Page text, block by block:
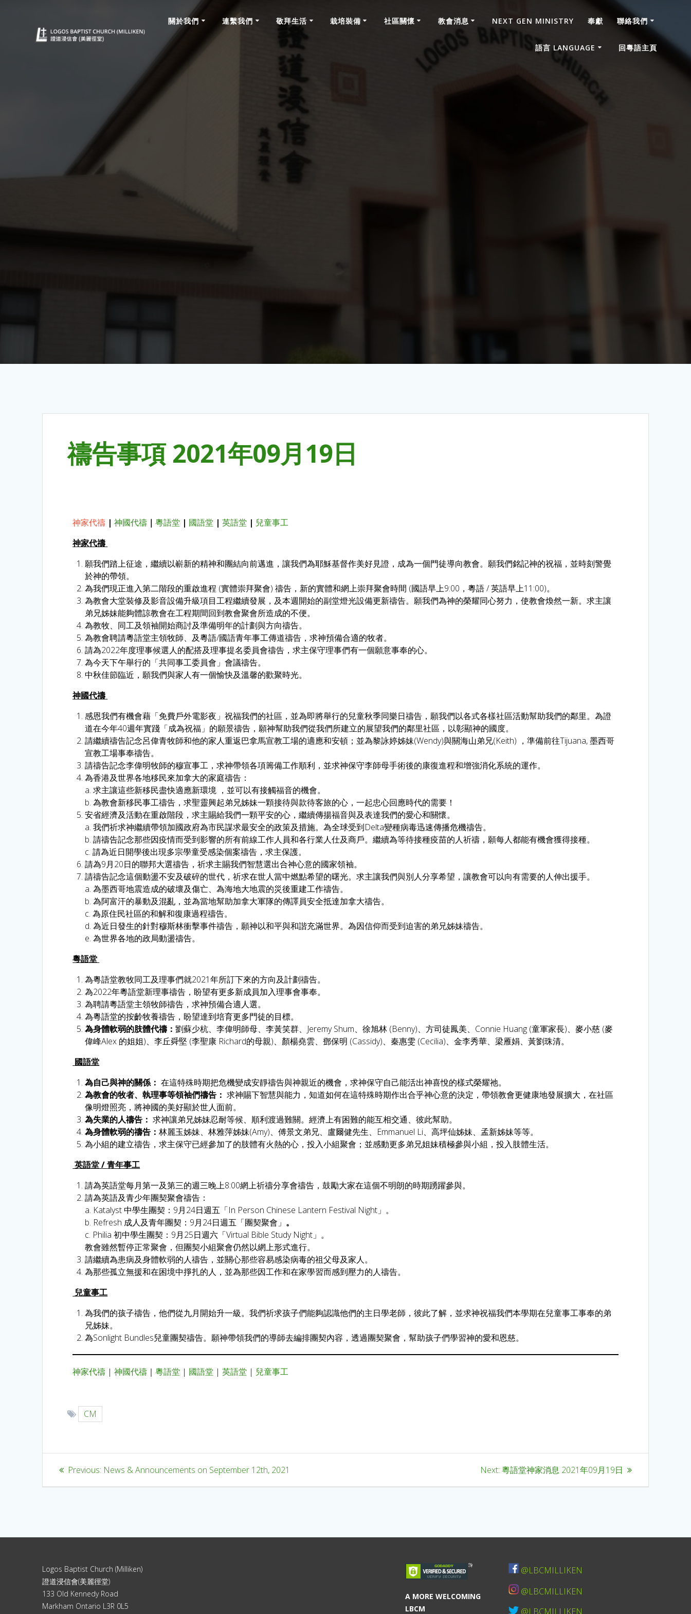
關於我們 連繫我們 敬拜生活 栽培裝備 社區關懷 教會消息 NEXT GEN MINISTRY 奉獻 聯絡我們
語言 LANGUAGE 回粵語主頁
禱告事項 2021年09月19日
神家代禱 |神國代禱 ｜粵語堂 | 國語堂 |英語堂 | 兒童事工
神家代禱
願我們踏上征途，繼續以嶄新的精神和團結向前邁進，讓我們為耶穌基督作美好見證，成為一個門徒導向教會。願我們銘記神的祝福，並時刻警覺
於神的帶領。
為我們現正進入第二階段的重啟進程 (實體崇拜聚會) 禱告，新的實體和網上崇拜聚會時間 (國語早上9:00，粵語 / 英語早上11:00)。
為教會大堂裝修及影音設備升級項目工程繼續發展，及本週開始的副堂燈光設備更新禱告。願我們為神的榮耀同心努力，使教會煥然一新。求主讓
弟兄姊妹能夠體諒教會在工程期間回到教會聚會所造成的不便。
為教牧、同工及領袖開始商討及準備明年的計劃與方向禱告。
為教會聘請粵語堂主領牧師、及粵語/國語青年事工傳道禱告，求神預備合適的牧者。
請為2022年度理事候選人的配搭及理事提名委員會禱告，求主保守理事們有一個願意事奉的心。
為今天下午舉行的「共同事工委員會」會議禱告。
中秋佳節臨近，願我們與家人有一個愉快及溫馨的歡聚時光。
神國代禱
感恩我們有機會藉「免費戶外電影夜」祝福我們的社區，並為即將舉行的兒童秋季同樂日禱告，願我們以各式各樣社區活動幫助我們的鄰里。為證
道在今年40週年實踐「成為祝福」的願景禱告，願神幫助我們從我們所建立的展望我們的鄰里社區，以彰顯神的國度。
請繼續禱告記念呂偉青牧師和他的家人重返巴拿馬宣教工場的適應和安頓；並為黎詠婷姊妹(Wendy)與關海山弟兄(Keith) ，準備前往Tijuana, 墨西哥
宣教工場事奉禱告。
請禱告記念李偉明牧師的穆宣事工，求神帶領各項籌備工作順利，並求神保守李師母手術後的康復進程和增強消化系統的運作。
為香港及世界各地移民來加拿大的家庭禱告：
a. 求主讓這些新移民盡快適應新環境 ，並可以有接觸福音的機會。
b. 為教會新移民事工禱告，求聖靈興起弟兄姊妹一顆接待與款待客旅的心，一起忠心回應時代的需要！
安省經濟及活動在重啟階段，求主賜給我們一顆平安的心，繼續傳揚福音與及表達我們的愛心和關懷。
a. 我們祈求神繼續帶領加國政府為市民謀求最安全的政策及措施。為全球受到Delta變種病毒迅速傳播危機禱告。
b. 請禱告記念那些因疫情而受到影響的所有前線工作人員和各行業人仕及商戶。繼續為等待接種疫苗的人祈禱，願每人都能有機會獲得接種。
c. 請為近日開學後出現多宗學童受感染個案禱告，求主保護。
請為9月20日的聯邦大選禱告，祈求主賜我們智慧選出合神心意的國家領袖。
請禱告記念這個動盪不安及破碎的世代，祈求在世人當中燃點希望的曙光。求主讓我們與別人分享希望，讓教會可以向有需要的人伸出援手。
a. 為墨西哥地震造成的破壞及傷亡、為海地大地震的災後重建工作禱告。
b. 為阿富汗的暴動及混亂，並為當地幫助加拿大軍隊的傳譯員安全抵達加拿大禱告。
c. 為原住民社區的和解和復康過程禱告。
d. 為近日發生的針對穆斯林衝擊事件禱告，願神以和平與和諧充滿世界。為因信仰而受到迫害的弟兄姊妹禱告。
e. 為世界各地的政局動盪禱告。
粵語堂
為粵語堂教牧同工及理事們就2021年所訂下來的方向及計劃禱告。
為2022年粵語堂新理事禱告，盼望有更多新成員加入理事會事奉。
為聘請粵語堂主領牧師禱告，求神預備合適人選。
為粵語堂的按齡牧養禱告，盼望達到培育更多門徒的目標。
為身體軟弱的肢體代禱：劉蘇少杭、李偉明師母、李黃笑群、Jeremy Shum、徐旭林 (Benny)、方司徒鳳美、Connie Huang (童軍家長)、麥小慈 (麥
偉峰Alex 的姐姐)、李丘舜堅 (李聖康 Richard的母親)、顏楊堯雲、鄧保明 (Cassidy)、秦惠雯 (Cecilia)、金李秀華、梁雁娟、黃劉珠清。
國語堂
為自己與神的關係： 在這特殊時期把危機變成安靜禱告與神親近的機會，求神保守自己能活出神喜悅的樣式榮耀祂。
為教會的牧者、執理事等領袖們禱告： 求神賜下智慧與能力，知道如何在這特殊時期作出合乎神心意的決定，帶領教會更健康地發展擴大，在社區
像明燈照亮，將神國的美好顯於世人面前。
為失業的人禱告： 求神讓弟兄姊妹忍耐等候、順利渡過難關。經濟上有困難的能互相交通、彼此幫助。
為身體軟弱的禱告：林麗玉姊妹、林雅萍姊妹(Amy)、傅景文弟兄、盧爾健先生、Emmanuel Li、高坪仙姊妹、孟新姊妹等等。
為小組的建立禱告，求主保守已經參加了的肢體有火熱的心，投入小組聚會；並感動更多弟兄姐妹積極參與小組，投入肢體生活。
英語堂/青年事工
請為英語堂每月第一及第三的週三晚上8:00網上祈禱分享會禱告，鼓勵大家在這個不明朗的時期踴躍參與。
請為英語及青少年團契聚會禱告：
a. Katalyst 中學生團契：9月24日週五「In Person Chinese Lantern Festival Night」。
b. Refresh 成人及青年團契：9月24日週五「團契聚會」 。
c. Philia 初中學生團契：9月25日週六「Virtual Bible Study Night」。
教會雖然暫停正常聚會，但團契小組聚會仍然以網上形式進行。
請繼續為患病及身體軟弱的人禱告，並關心那些容易感染病毒的祖父母及家人。
為那些孤立無援和在困境中掙扎的人，並為那些因工作和在家學習而感到壓力的人禱告。
兒童事工
為我們的孩子禱告，他們從九月開始升一級。我們祈求孩子們能夠認識他們的主日學老師，彼此了解，並求神祝福我們本學期在兒童事工事奉的弟
兄姊妹。
為Sonlight Bundles兒童團契禱告。願神帶領我們的導師去編排團契內容，透過團契聚會，幫助孩子們學習神的愛和恩慈。
神家代禱 |神國代禱 ｜粵語堂 | 國語堂 |英語堂 | 兒童事工
CM
Previous: News & Announcements on September 12th, 2021 Next: 粵語堂神家消息 2021年09月19日
Logos Baptist Church (Milliken)
證道浸信會(美麗徑堂)
133 Old Kennedy Road
Markham Ontario L3R 0L5
A MORE WELCOMING
LBCM
@LBCMILLIKEN
@LBCMILLIKEN
@LBCMILLIKEN